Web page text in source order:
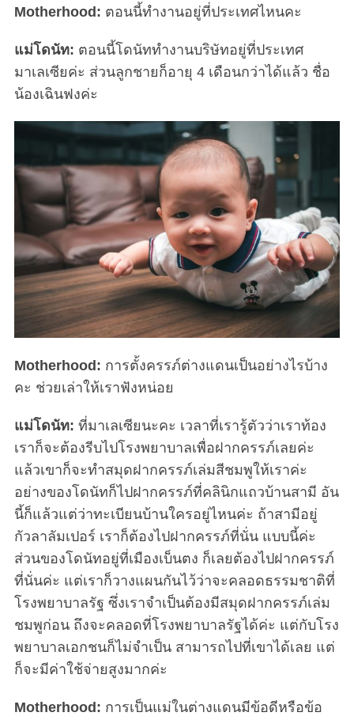
Motherhood: ตอนนี้ทำงานอยู่ที่ประเทศไหนคะ
แม่โดนัท: ตอนนี้โดนัททำงานบริษัทอยู่ที่ประเทศ
มาเลเซียค่ะ ส่วนลูกชายก็อายุ 4 เดือนกว่าได้แล้ว ชื่อ
น้องเฉินฟงค่ะ
Motherhood: การตั้งครรภ์ต่างแดนเป็นอย่างไรบ้าง
คะ ช่วยเล่าให้เราฟังหน่อย
แม่โดนัท: ที่มาเลเซียนะคะ เวลาที่เรารู้ตัวว่าเราท้อง
เราก็จะต้องรีบไปโรงพยาบาลเพื่อฝากครรภ์เลยค่ะ
แล้วเขาก็จะทำสมุดฝากครรภ์เล่มสีชมพูให้เราค่ะ
อย่างของโดนัทก็ไปฝากครรภ์ที่คลินิกแถวบ้านสามี อัน
นี้ก็แล้วแต่ว่าทะเบียนบ้านใครอยู่ไหนค่ะ ถ้าสามีอยู่
กัวลาลัมเปอร์ เราก็ต้องไปฝากครรภ์ที่นั่น แบบนี้ค่ะ
ส่วนของโดนัทอยู่ที่เมืองเบ็นตง ก็เลยต้องไปฝากครรภ์
ที่นั่นค่ะ แต่เราก็วางแผนกันไว้ว่าจะคลอดธรรมชาติที่
โรงพยาบาลรัฐ ซึ่งเราจำเป็นต้องมีสมุดฝากครรภ์เล่ม
ชมพูก่อน ถึงจะคลอดที่โรงพยาบาลรัฐได้ค่ะ แต่กับโรง
พยาบาลเอกชนก็ไม่จำเป็น สามารถไปที่เขาได้เลย แต่
ก็จะมีค่าใช้จ่ายสูงมากค่ะ
Motherhood: การเป็นแม่ในต่างแดนมีข้อดีหรือข้อ